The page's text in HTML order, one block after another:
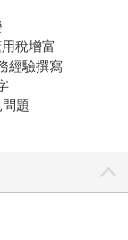
稅增富
經驗撰寫
題